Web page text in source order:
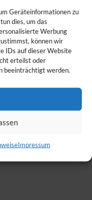
Geräteinformationen zu
dies, um das
Werbung
können wir
IDs auf dieser Website
erteilst oder
beeinträchtigt werden.
Impressum